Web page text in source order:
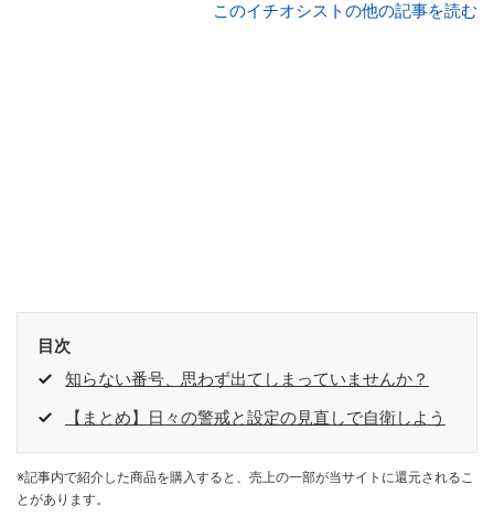
このイチオシストの他の記事を読む
目次
知らない番号、思わず出てしまっていませんか？
【まとめ】日々の警戒と設定の見直しで自衛しよう
※記事内で紹介した商品を購入すると、売上の一部が当サイトに還元されるこ
とがあります。